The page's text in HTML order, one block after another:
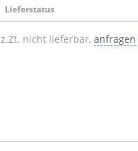
Lieferstatus
z.Zt. nicht lieferbar, anfragen